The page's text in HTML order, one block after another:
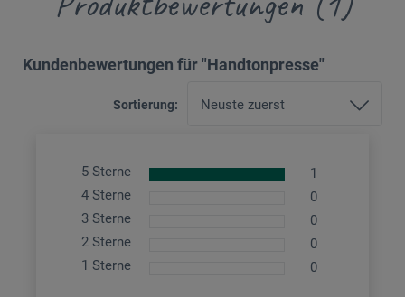
Kundenbewertungen für "Handtonpresse"
Sortierung:
5 Sterne
1
4 Sterne
0
3 Sterne
0
2 Sterne
0
1 Sterne
0